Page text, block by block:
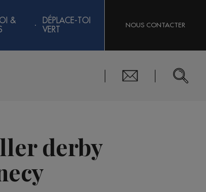
&
DÉPLACE-TOI
VERT
NOUS CONTACTER
derby